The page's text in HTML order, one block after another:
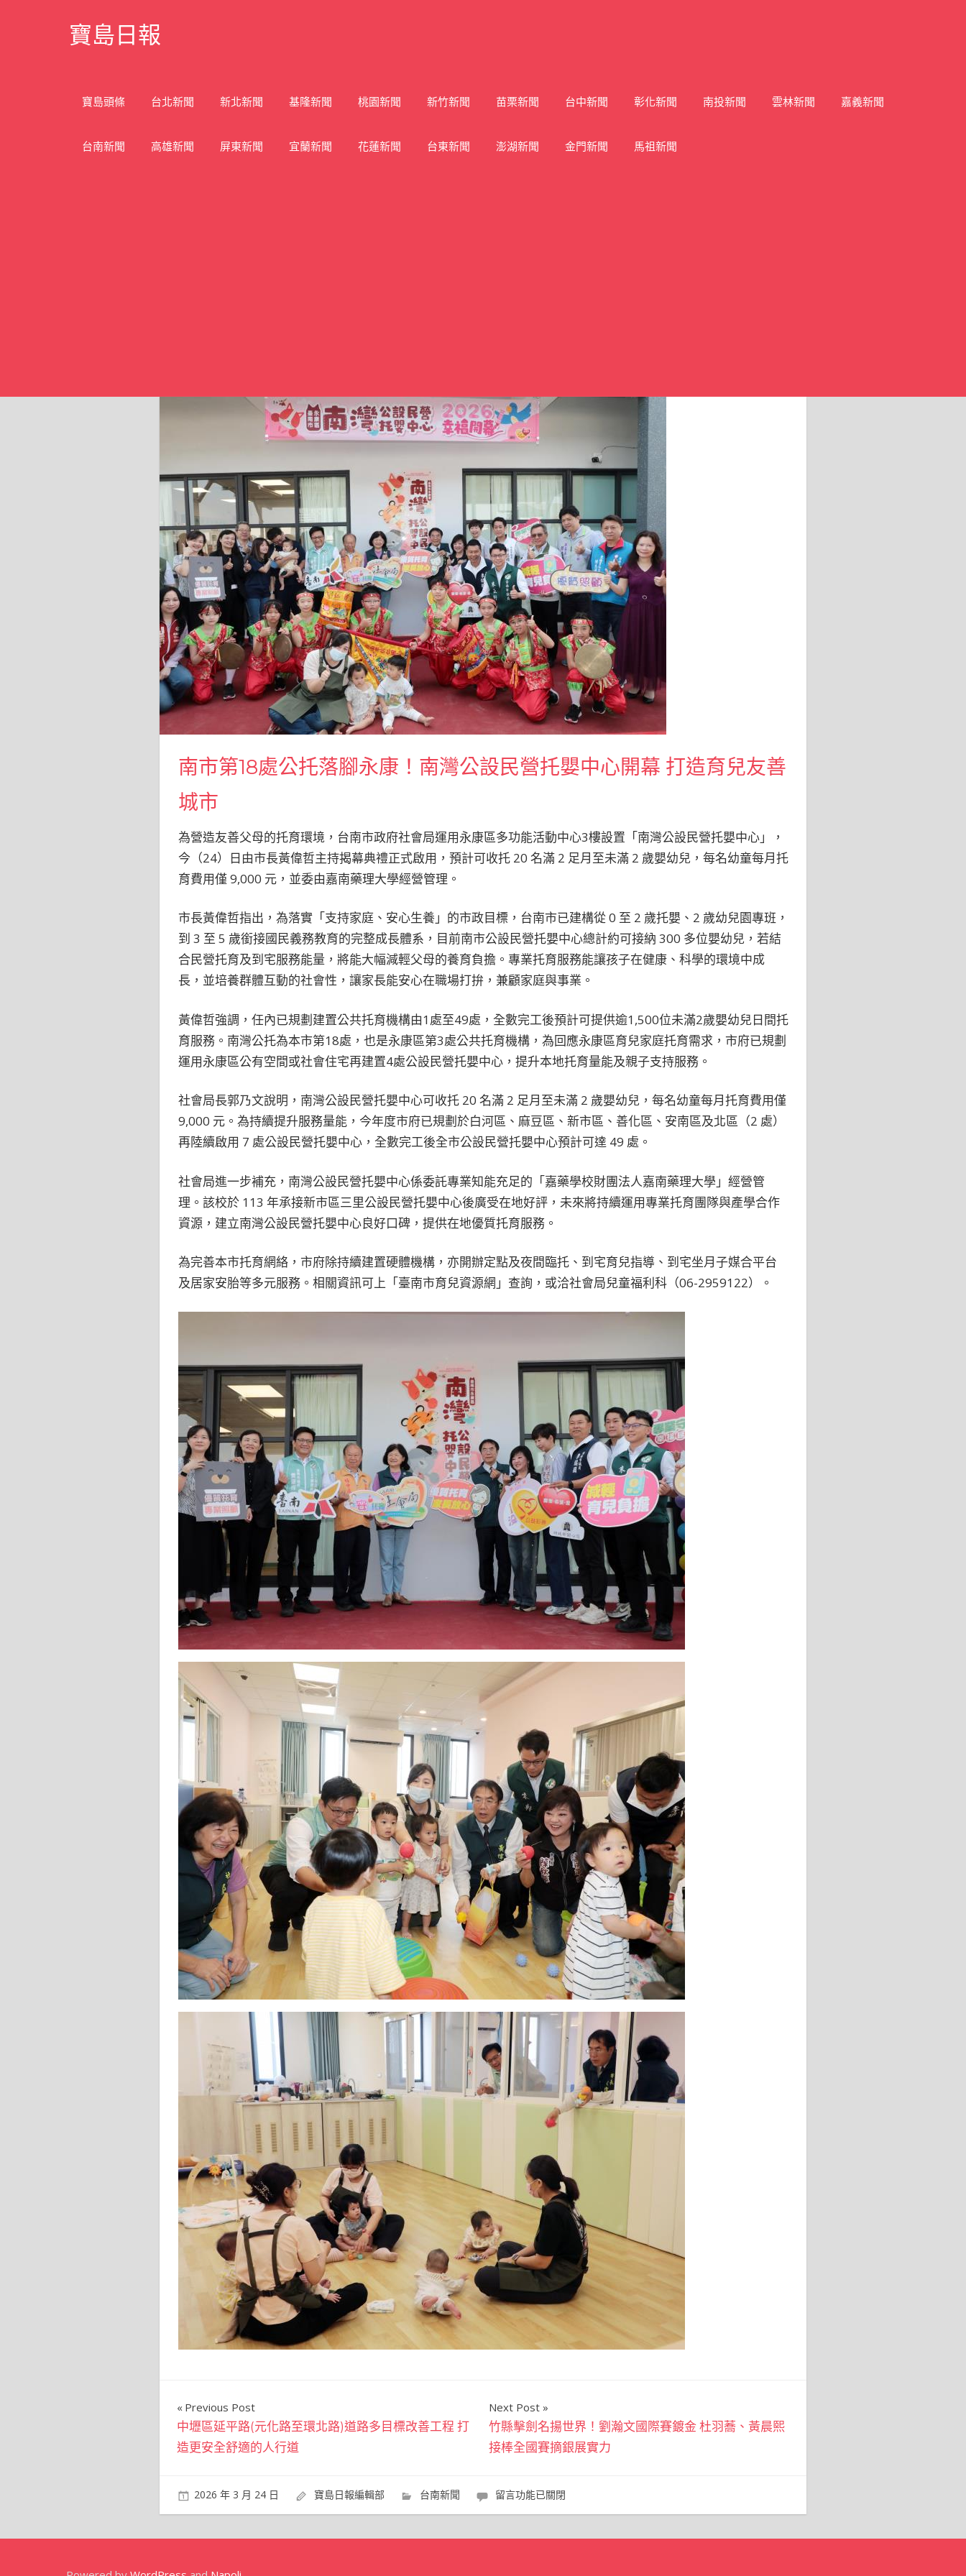
寶島日報
寶島頭條 台北新聞 新北新聞 基隆新聞 桃園新聞 新竹新聞 苗栗新聞 台中新聞 彰化新聞 南投新聞 雲林新聞 嘉義新聞
台南新聞 高雄新聞 屏東新聞 宜蘭新聞 花蓮新聞 台東新聞 澎湖新聞 金門新聞 馬祖新聞
南市第18處公托落腳永康！南灣公設民營托嬰中心開幕 打造育兒友善
城市
為營造友善父母的托育環境，台南市政府社會局運用永康區多功能活動中心3樓設置「南灣公設民營托嬰中心」，
今（24）日由市長黃偉哲主持揭幕典禮正式啟用，預計可收托 20 名滿 2 足月至未滿 2 歲嬰幼兒，每名幼童每月托
育費用僅 9,000 元，並委由嘉南藥理大學經營管理。
市長黃偉哲指出，為落實「支持家庭、安心生養」的市政目標，台南市已建構從 0 至 2 歲托嬰、2 歲幼兒園專班，
到 3 至 5 歲銜接國民義務教育的完整成長體系，目前南市公設民營托嬰中心總計約可接納 300 多位嬰幼兒，若結
合民營托育及到宅服務能量，將能大幅減輕父母的養育負擔。專業托育服務能讓孩子在健康、科學的環境中成
長，並培養群體互動的社會性，讓家長能安心在職場打拚，兼顧家庭與事業。
黃偉哲強調，任內已規劃建置公共托育機構由1處至49處，全數完工後預計可提供逾1,500位未滿2歲嬰幼兒日間托
育服務。南灣公托為本市第18處，也是永康區第3處公共托育機構，為回應永康區育兒家庭托育需求，市府已規劃
運用永康區公有空間或社會住宅再建置4處公設民營托嬰中心，提升本地托育量能及親子支持服務。
社會局長郭乃文說明，南灣公設民營托嬰中心可收托 20 名滿 2 足月至未滿 2 歲嬰幼兒，每名幼童每月托育費用僅
9,000 元。為持續提升服務量能，今年度市府已規劃於白河區、麻豆區、新市區、善化區、安南區及北區（2 處）
再陸續啟用 7 處公設民營托嬰中心，全數完工後全市公設民營托嬰中心預計可達 49 處。
社會局進一步補充，南灣公設民營托嬰中心係委託專業知能充足的「嘉藥學校財團法人嘉南藥理大學」經營管
理。該校於 113 年承接新市區三里公設民營托嬰中心後廣受在地好評，未來將持續運用專業托育團隊與產學合作
資源，建立南灣公設民營托嬰中心良好口碑，提供在地優質托育服務。
為完善本市托育網絡，市府除持續建置硬體機構，亦開辦定點及夜間臨托、到宅育兒指導、到宅坐月子媒合平台
及居家安胎等多元服務。相關資訊可上「臺南市育兒資源網」查詢，或洽社會局兒童福利科（06-2959122）。
文
章
覽
Previous Post
中壢區延平路(元化路至環北路)道路多目標改善工程 打
造更安全舒適的人行道
Next Post
竹縣擊劍名揚世界！劉瀚文國際賽鍍金 杜羽蕎、黃晨熙
接棒全國賽摘銀展實力
2026 年 3 月 24 日 寶島日報編輯部 台南新聞
在
〈南
留言功能已關閉